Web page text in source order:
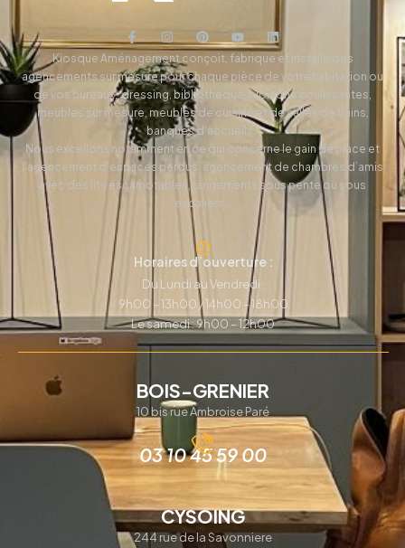
Kiosque Aménagement conçoit, fabrique et installe des
agencements sur mesure pour chaque pièce de votre habitation ou
de vos bureaux, dressing, bibliothèque, cloisons coulissantes,
meubles sur mesure, meubles de cuisine et de salles de bains,
banques d’accueils…
Nous excellons notamment en ce qui concerne le gain de place et
l’agencement d’espaces perdus: agencement de chambres d’amis
avec des lits escamotables, rangements sous pente ou sous
escaliers…
Horaires d’ouverture :
Du Lundi au Vendredi :
9h00 – 13h00 / 14h00 – 18h00
Le samedi : 9h00 – 12h00
BOIS-GRENIER
10 bis rue Ambroise Paré
03 10 45 59 00
CYSOING
244 rue de la Savonniere